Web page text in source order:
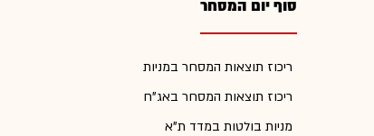
סוף יום המסחר
ריכוז תוצאות המסחר במניות
ריכוז תוצאות המסחר באג"ח
מניות בולטות במדד ת"א